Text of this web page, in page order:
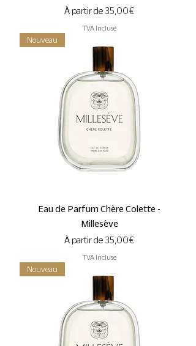
À partir de 35,00 €
Prix promotionnel
TVA Incluse
Nouveau
Eau de Parfum Chère Colette -
Millesève
À partir de 35,00 €
Prix promotionnel
TVA Incluse
Nouveau